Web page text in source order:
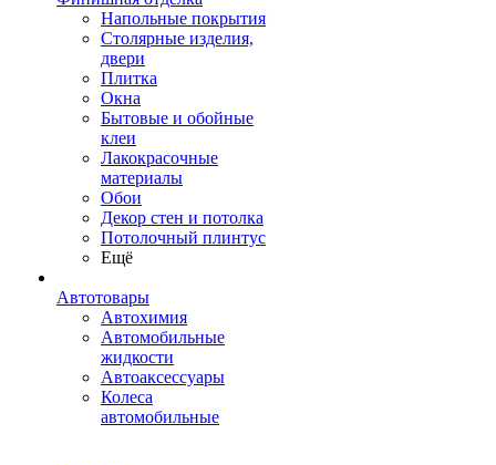
Напольные покрытия
Столярные изделия,
двери
Плитка
Окна
Бытовые и обойные
клеи
Лакокрасочные
материалы
Обои
Декор стен и потолка
Потолочный плинтус
Ещё
Автотовары
Автохимия
Автомобильные
жидкости
Автоаксессуары
Колеса
автомобильные